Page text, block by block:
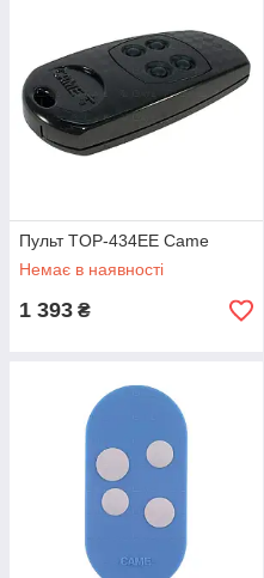
Пульт TOP-434EE Came
Немає в наявності
1 393 ₴